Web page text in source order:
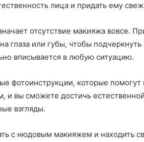
лица и придать ему
отсутствие макияжа вовсе.
глаза или губы, чтобы
вписывается в любую ситуацию.
фотоинструкции, которые помогут
и вы сможете достичь
взгляды.
с нюдовым макияжем и находить